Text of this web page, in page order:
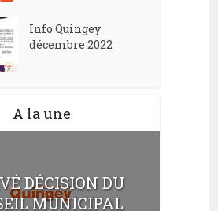
Info Quingey
décembre 2022
A la une
DÉCISION DU
MUNICIPAL